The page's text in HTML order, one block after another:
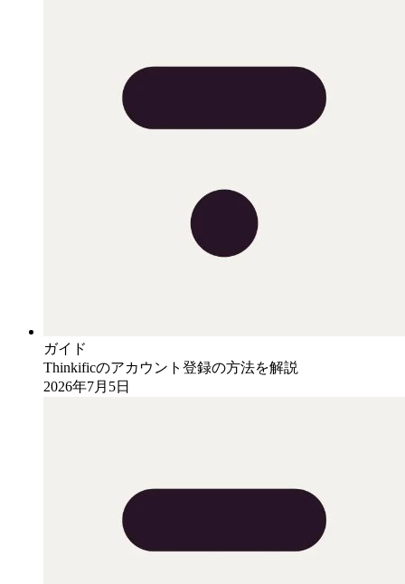
ガイド
Thinkificのアカウント登録の方法を解説
2026年7月5日